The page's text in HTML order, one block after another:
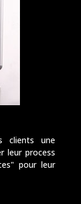
clients une
leur process
pour leur